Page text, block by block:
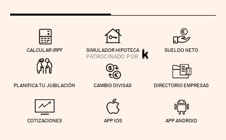
CALCULAR IRPF SIMULADOR HIPOTECA SUELDO NETO
PLANIFICA TU JUBILACIÓN CAMBIO DIVISAS DIRECTORIO EMPRESAS
COTIZACIONES APP IOS APP ANDROID